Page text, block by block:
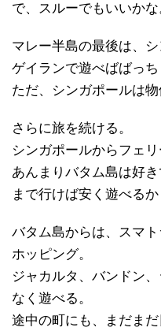
で、スルーでもいいかな
マレー半島の最後は、シ
ゲイランで遊べばばっち
ただ、シンガポールは
さらに旅を続ける。
シンガポールからフェリ
あんまりバタム島は好
まで行けば安く遊べるか
バタム島からは、スマ
ホッピング。
ジャカルタ、バンドン
なく遊べる。
途中の町にも、まだま